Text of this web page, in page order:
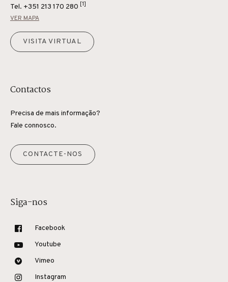
Tel. +351 213 170 280 [1]
VER MAPA
VISITA VIRTUAL
Contactos
Precisa de mais informação?
Fale connosco.
CONTACTE-NOS
Siga-nos
Facebook
Youtube
Vimeo
Instagram